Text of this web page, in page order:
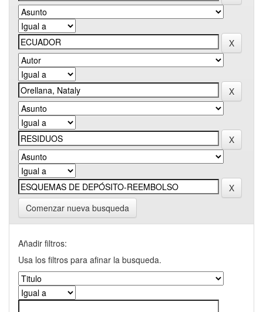
Comenzar nueva busqueda
Añadir filtros:
Usa los filtros para afinar la busqueda.